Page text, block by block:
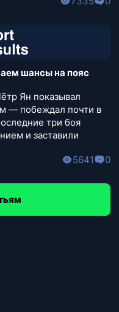
шансы на пояс
Ян показывал
— побеждал почти в
три боя
и заставили
5641 0